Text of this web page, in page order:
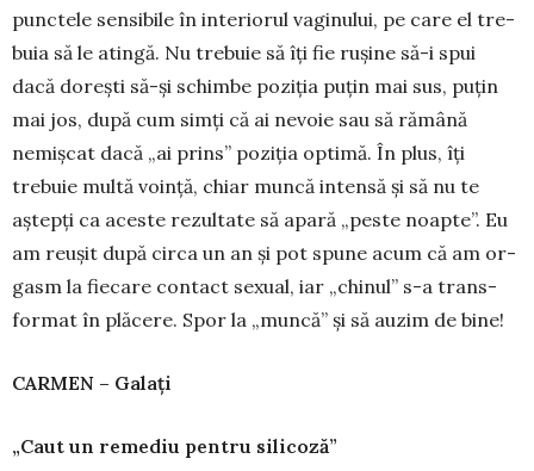
punc­tele sensibile în inte­rio­rul vaginului, pe care el tre­
buia să le atingă. Nu trebuie să îți fie rușine să-i spui
dacă dorești să-și schimbe poziția pu­țin mai sus, puțin
mai jos, după cum simți că ai nevoie sau să rămână
nemișcat dacă „ai prins” poziția optimă. În plus, îți
trebuie multă voință, chiar muncă in­tensă și să nu te
aștepți ca aceste rezultate să apară „peste noapte”. Eu
am reu­șit după circa un an și pot spune acum că am or­
gasm la fie­care contact sexual, iar „chinul” s-a trans­
format în plă­ce­re. Spor la „muncă” și să auzim de bine!
CARMEN – Galați
„Caut un remediu pentru silicoză”